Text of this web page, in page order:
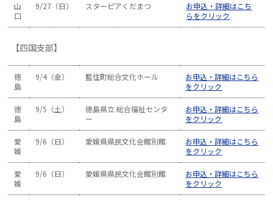
山
口
9/27（日） スターピアくだまつ
お申込・詳細はこち
らをクリック
【四国支部】
徳
島
9/4（金） 藍住町総合文化ホール
お申込・詳細はこちら
をクリック
徳
島
9/5（土）
徳島県立 総合福祉センタ
ー
お申込・詳細はこちら
をクリック
愛
媛
9/6（日） 愛媛県県民文化会館別館
お申込・詳細はこちら
をクリック
愛
媛
9/6（日） 愛媛県県民文化会館別館
お申込・詳細はこちら
をクリック